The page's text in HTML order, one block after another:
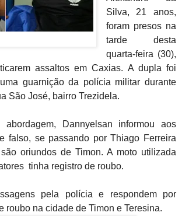
Silva, 21 anos,
foram presos na
tarde desta
quarta-feira (30),
assaltos em Caxias. A dupla foi
guarnição da polícia militar durante
São José, bairro Trezidela.
Dannyelsan informou aos
falso, se passando por Thiago Ferreira
oriundos de Timon. A moto utilizada
tinha registro de roubo.
pela polícia e respondem por
roubo na cidade de Timon e Teresina.